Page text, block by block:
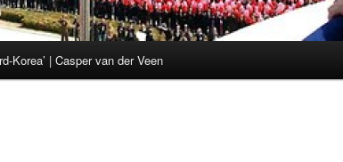
Korea’ | Casper van der Veen